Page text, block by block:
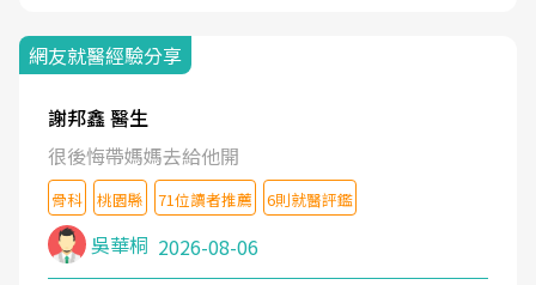
網友就醫經驗分享
謝邦鑫 醫生
很後悔帶媽媽去給他開
骨科 桃園縣 71位讀者推薦 6則就醫評鑑
吳華桐 2026-08-06